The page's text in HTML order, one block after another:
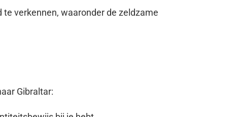
verkennen, waaronder de zeldzame
Gibraltar: